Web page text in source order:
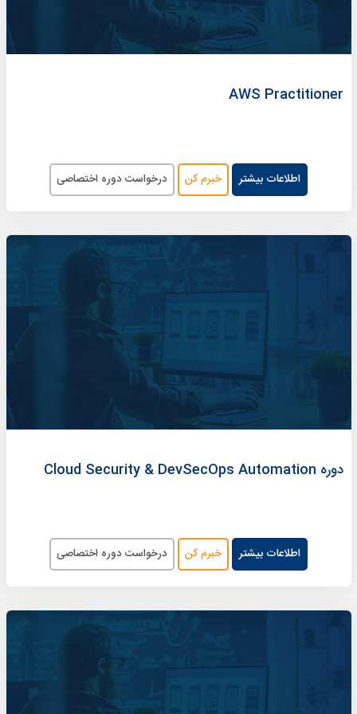
AWS Practitioner
اطلاعات بیشتر خبرم کن درخواست دوره اختصاصی
دوره Cloud Security & DevSecOps Automation
اطلاعات بیشتر خبرم کن درخواست دوره اختصاصی